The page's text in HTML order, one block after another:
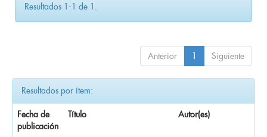
Resultados 1-1 de 1.
Anterior 1 Siguiente
Resultados por ítem:
Fecha de
publicación
Título Autor(es)